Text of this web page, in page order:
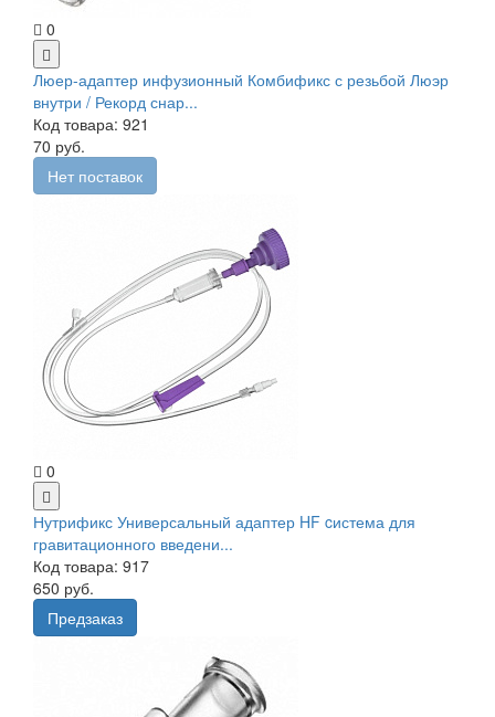
0
Люер-адаптер инфузионный Комбификс с резьбой Люэр
внутри / Рекорд снар...
Код товара: 921
70 руб.
Нет поставок
0
Нутрификс Универсальный адаптер HF cистема для
гравитационного введени...
Код товара: 917
650 руб.
Предзаказ